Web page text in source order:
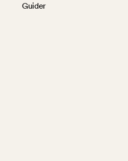
Guider